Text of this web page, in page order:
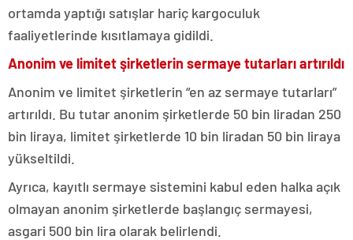
ortamda yaptığı satışlar hariç kargoculuk
faaliyetlerinde kısıtlamaya gidildi.
Anonim ve limitet şirketlerin sermaye tutarları artırıldı
Anonim ve limitet şirketlerin “en az sermaye tutarları”
artırıldı. Bu tutar anonim şirketlerde 50 bin liradan 250
bin liraya, limitet şirketlerde 10 bin liradan 50 bin liraya
yükseltildi.
Ayrıca, kayıtlı sermaye sistemini kabul eden halka açık
olmayan anonim şirketlerde başlangıç sermayesi,
asgari 500 bin lira olarak belirlendi.